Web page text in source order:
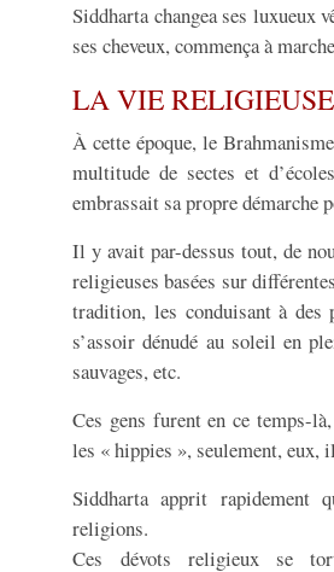
Siddharta changea ses luxueux
ses cheveux, commença à
LA VIE
À cette époque, le
multitude de sectes et
embrassait sa propre démarche
Il y avait par-dessus tout, de
religieuses basées sur
tradition, les conduisant à des
s’assoir dénudé au soleil en
sauvages, etc.
Ces gens furent en ce temps-
les « hippies », seulement, eux,
Siddharta apprit rapidement
religions.
Ces dévots religieux se